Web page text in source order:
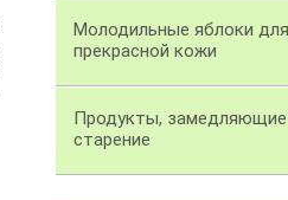
Молодильные яблоки для
прекрасной кожи
Продукты, замедляющие
старение